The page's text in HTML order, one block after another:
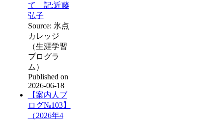
て 記:近藤
弘子
Source: 氷点
カレッジ
（生涯学習
プログラ
ム）
Published on
2026-06-18
【案内人ブ
ログ№103】
（2026年4